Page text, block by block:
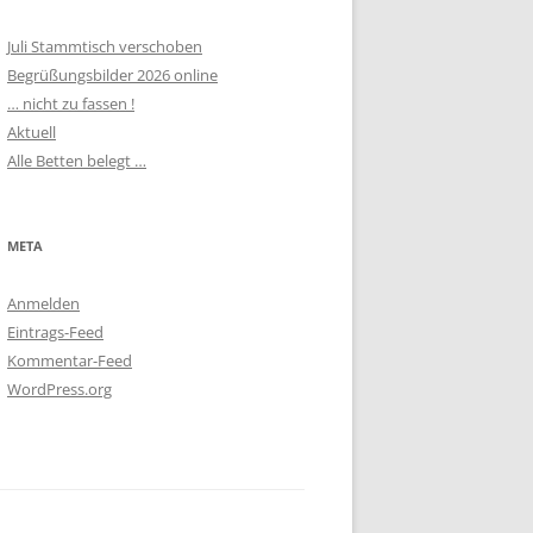
Juli Stammtisch verschoben
Begrüßungsbilder 2026 online
… nicht zu fassen !
Aktuell
Alle Betten belegt …
META
Anmelden
Eintrags-Feed
Kommentar-Feed
WordPress.org